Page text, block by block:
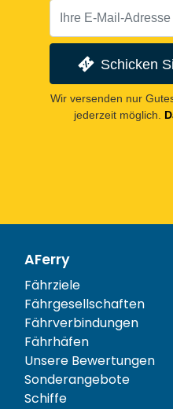
Schicken
Wir versenden nur
jederzeit möglich.
AFerry
Fährziele
Fährgesellschaften
Fährverbindungen
Fährhäfen
Unsere Bewertungen
Sonderangebote
Schiffe